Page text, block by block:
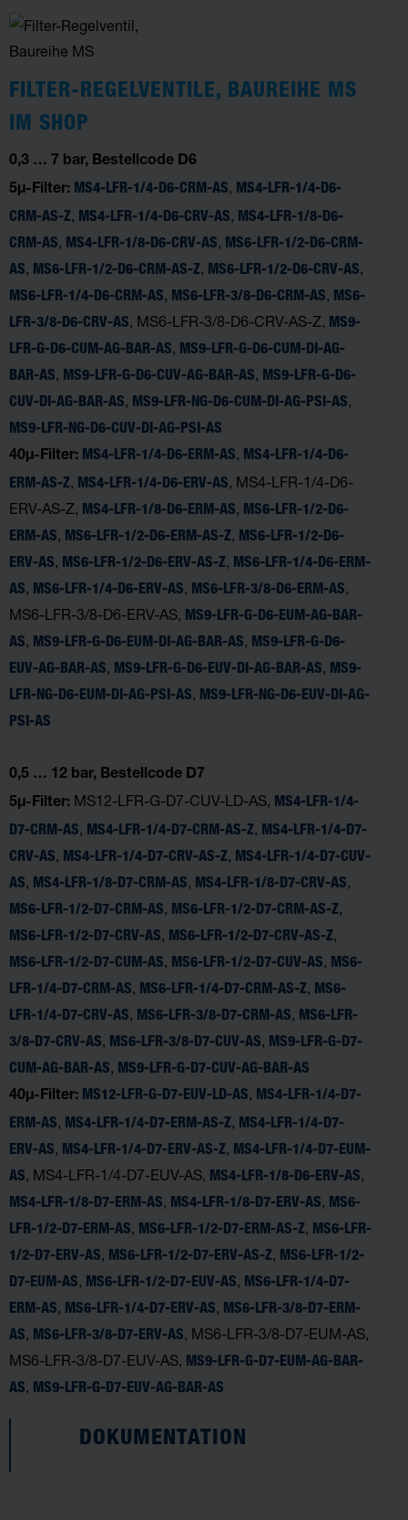
FILTER-REGELVENTILE, BAUREIHE MS
IM SHOP
0,3 … 7 bar, Bestellcode D6
5µ-Filter: MS4-LFR-1/4-D6-CRM-AS, MS4-LFR-1/4-D6-
CRM-AS-Z, MS4-LFR-1/4-D6-CRV-AS, MS4-LFR-1/8-D6-
CRM-AS, MS4-LFR-1/8-D6-CRV-AS, MS6-LFR-1/2-D6-CRM-
AS, MS6-LFR-1/2-D6-CRM-AS-Z, MS6-LFR-1/2-D6-CRV-AS,
MS6-LFR-1/4-D6-CRM-AS, MS6-LFR-3/8-D6-CRM-AS, MS6-
LFR-3/8-D6-CRV-AS, MS6-LFR-3/8-D6-CRV-AS-Z, MS9-
LFR-G-D6-CUM-AG-BAR-AS, MS9-LFR-G-D6-CUM-DI-AG-
BAR-AS, MS9-LFR-G-D6-CUV-AG-BAR-AS, MS9-LFR-G-D6-
CUV-DI-AG-BAR-AS, MS9-LFR-NG-D6-CUM-DI-AG-PSI-AS,
MS9-LFR-NG-D6-CUV-DI-AG-PSI-AS
40µ-Filter: MS4-LFR-1/4-D6-ERM-AS, MS4-LFR-1/4-D6-
ERM-AS-Z, MS4-LFR-1/4-D6-ERV-AS, MS4-LFR-1/4-D6-
ERV-AS-Z, MS4-LFR-1/8-D6-ERM-AS, MS6-LFR-1/2-D6-
ERM-AS, MS6-LFR-1/2-D6-ERM-AS-Z, MS6-LFR-1/2-D6-
ERV-AS, MS6-LFR-1/2-D6-ERV-AS-Z, MS6-LFR-1/4-D6-ERM-
AS, MS6-LFR-1/4-D6-ERV-AS, MS6-LFR-3/8-D6-ERM-AS,
MS6-LFR-3/8-D6-ERV-AS, MS9-LFR-G-D6-EUM-AG-BAR-
AS, MS9-LFR-G-D6-EUM-DI-AG-BAR-AS, MS9-LFR-G-D6-
EUV-AG-BAR-AS, MS9-LFR-G-D6-EUV-DI-AG-BAR-AS, MS9-
LFR-NG-D6-EUM-DI-AG-PSI-AS, MS9-LFR-NG-D6-EUV-DI-AG-
PSI-AS
0,5 … 12 bar, Bestellcode D7
5µ-Filter: MS12-LFR-G-D7-CUV-LD-AS, MS4-LFR-1/4-
D7-CRM-AS, MS4-LFR-1/4-D7-CRM-AS-Z, MS4-LFR-1/4-D7-
CRV-AS, MS4-LFR-1/4-D7-CRV-AS-Z, MS4-LFR-1/4-D7-CUV-
AS, MS4-LFR-1/8-D7-CRM-AS, MS4-LFR-1/8-D7-CRV-AS,
MS6-LFR-1/2-D7-CRM-AS, MS6-LFR-1/2-D7-CRM-AS-Z,
MS6-LFR-1/2-D7-CRV-AS, MS6-LFR-1/2-D7-CRV-AS-Z,
MS6-LFR-1/2-D7-CUM-AS, MS6-LFR-1/2-D7-CUV-AS, MS6-
LFR-1/4-D7-CRM-AS, MS6-LFR-1/4-D7-CRM-AS-Z, MS6-
LFR-1/4-D7-CRV-AS, MS6-LFR-3/8-D7-CRM-AS, MS6-LFR-
3/8-D7-CRV-AS, MS6-LFR-3/8-D7-CUV-AS, MS9-LFR-G-D7-
CUM-AG-BAR-AS, MS9-LFR-G-D7-CUV-AG-BAR-AS
40µ-Filter: MS12-LFR-G-D7-EUV-LD-AS, MS4-LFR-1/4-D7-
ERM-AS, MS4-LFR-1/4-D7-ERM-AS-Z, MS4-LFR-1/4-D7-
ERV-AS, MS4-LFR-1/4-D7-ERV-AS-Z, MS4-LFR-1/4-D7-EUM-
AS, MS4-LFR-1/4-D7-EUV-AS, MS4-LFR-1/8-D6-ERV-AS,
MS4-LFR-1/8-D7-ERM-AS, MS4-LFR-1/8-D7-ERV-AS, MS6-
LFR-1/2-D7-ERM-AS, MS6-LFR-1/2-D7-ERM-AS-Z, MS6-LFR-
1/2-D7-ERV-AS, MS6-LFR-1/2-D7-ERV-AS-Z, MS6-LFR-1/2-
D7-EUM-AS, MS6-LFR-1/2-D7-EUV-AS, MS6-LFR-1/4-D7-
ERM-AS, MS6-LFR-1/4-D7-ERV-AS, MS6-LFR-3/8-D7-ERM-
AS, MS6-LFR-3/8-D7-ERV-AS, MS6-LFR-3/8-D7-EUM-AS,
MS6-LFR-3/8-D7-EUV-AS, MS9-LFR-G-D7-EUM-AG-BAR-
AS, MS9-LFR-G-D7-EUV-AG-BAR-AS
DOKUMENTATION